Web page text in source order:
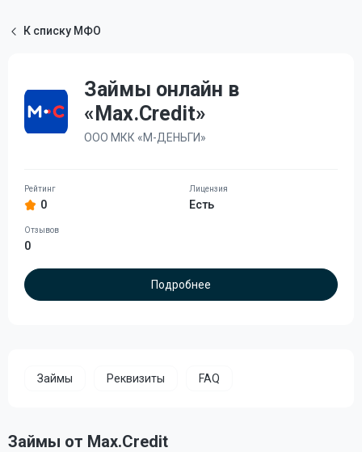
К списку МФО
Займы онлайн в
«Max.Credit»
ООО МКК «М-ДЕНЬГИ»
0 Есть
0
Подробнее
Займы Реквизиты FAQ
Займы от Max.Credit